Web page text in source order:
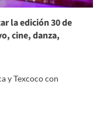
la edición 30 de
cine, danza,
y Texcoco con